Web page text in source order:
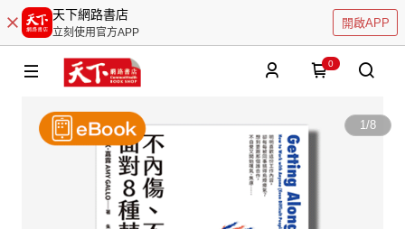
天下網路書店
立刻使用官方APP
開啟APP
0
1/8